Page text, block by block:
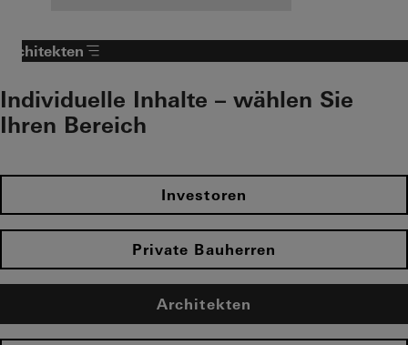
Architekten
Individuelle Inhalte – wählen Sie
Ihren Bereich
Investoren
Private Bauherren
Architekten